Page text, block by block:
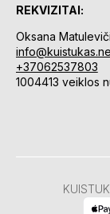
REKVIZITAI:
Oksana
+37062537803
1004413 veiklos